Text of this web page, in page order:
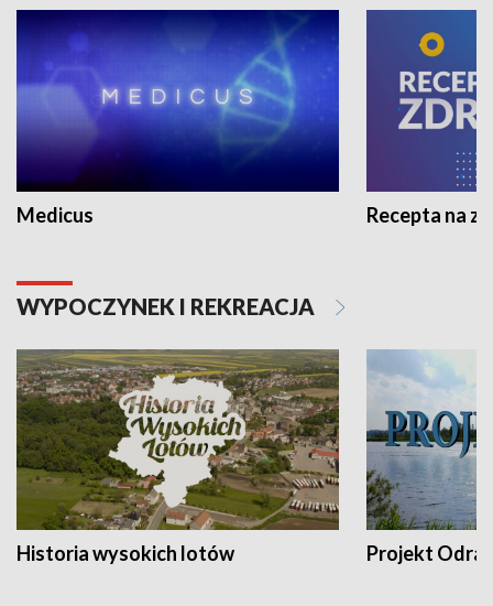
Medicus Recepta na
WYPOCZYNEK I REKREACJA
Historia wysokich lotów Projekt Odra